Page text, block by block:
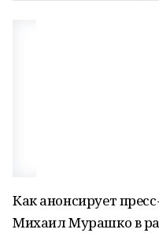
Как анонсирует
Михаил Мурашко в